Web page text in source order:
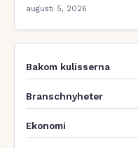
augusti 5, 2026
Bakom kulisserna
Branschnyheter
Ekonomi